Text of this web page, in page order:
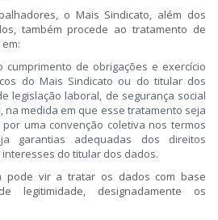
o Mais Sindicato, além dos
também procede ao tratamento de
cumprimento de obrigações e exercício
do Mais Sindicato ou do titular dos
legislação laboral, de segurança social
na medida em que esse tratamento seja
uma convenção coletiva nos termos
garantias adequadas dos direitos
do titular dos dados.
pode vir a tratar os dados com base
legitimidade, designadamente os